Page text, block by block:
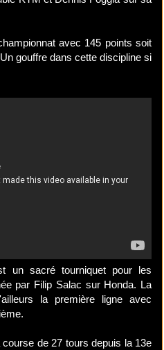
avec 145 points soit
gouffre dans cette discipline si
un sacré tourniquet pour les
par Filip Salac sur Honda. La
la première ligne avec
de 27 tours depuis la 13e